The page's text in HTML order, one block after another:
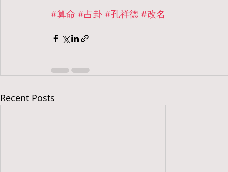
#算命 #占卦 #孔祥德 #改名
Recent Posts